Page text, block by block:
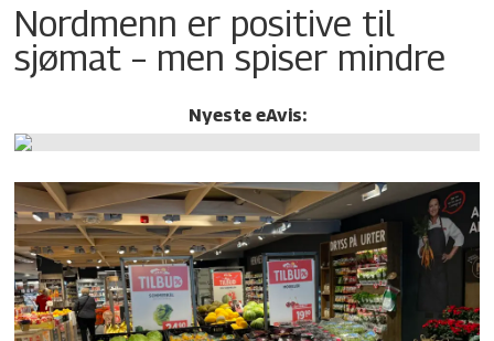
Nordmenn er positive til
sjømat – men spiser mindre
Nyeste eAvis: